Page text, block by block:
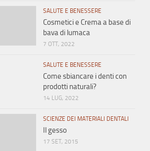
SALUTE E BENESSERE
Cosmetici e Crema a base di
bava di lumaca
7 OTT, 2022
SALUTE E BENESSERE
Come sbiancare i denti con
prodotti naturali?
14 LUG, 2022
SCIENZE DEI MATERIALI DENTALI
Il gesso
17 SET, 2015